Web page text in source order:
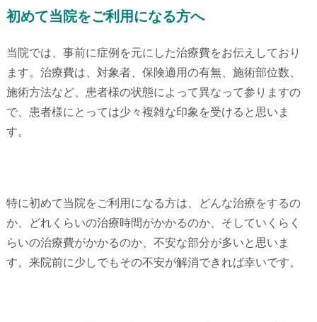
初めて当院をご利用になる方へ
当院では、事前に症例を元にした治療費をお伝えしており
ます。治療費は、対象者、保険適用の有無、施術部位数、
施術方法など、患者様の状態によって異なって参りますの
で、患者様にとっては少々複雑な印象を受けると思いま
す。
特に初めて当院をご利用になる方は、どんな治療をするの
か、どれくらいの治療時間がかかるのか、そしていくらく
らいの治療費がかかるのか、不安な部分が多いと思いま
す。来院前に少しでもその不安が解消できれば幸いです。